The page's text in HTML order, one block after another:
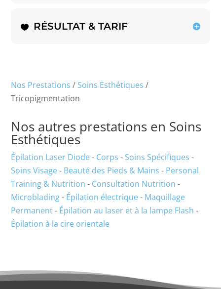
RÉSULTAT & TARIF
Nos Prestations / Soins Esthétiques /
Tricopigmentation
Nos autres prestations en Soins
Esthétiques
Épilation Laser Diode- Corps - Soins Spécifiques -
Soins Visage- Beauté des Pieds & Mains - Personal
Training & Nutrition - Consultation Nutrition -
Microblading- Épilation électrique- Maquillage
Permanent- Épilation au laser et à la lampe Flash -
Épilation à la cire orientale